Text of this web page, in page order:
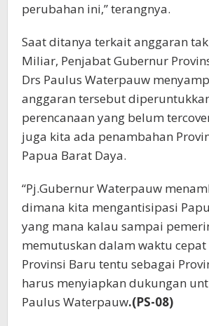
perubahan ini,” terangnya.
Saat ditanya terkait anggaran
Miliar, Penjabat Gubernur
Drs Paulus Waterpauw
anggaran tersebut
perencanaan yang belum
juga kita ada penambahan
Papua Barat Daya.
“Pj.Gubernur Waterpauw
dimana kita mengantisipasi
yang mana kalau sampai
memutuskan dalam waktu
Provinsi Baru tentu sebagai
harus menyiapkan dukungan
Paulus Waterpauw.(PS-08)